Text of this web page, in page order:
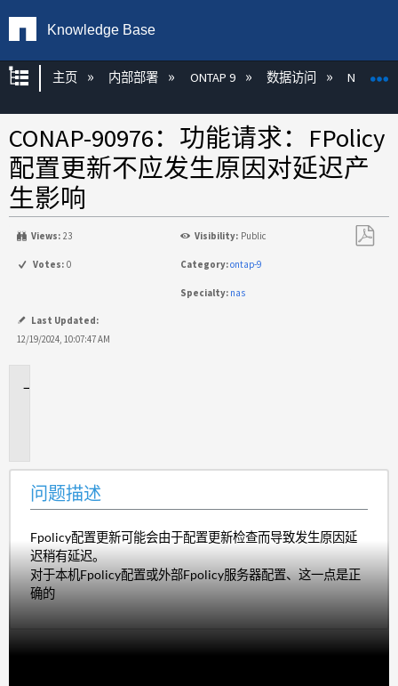
Knowledge Base
扩展/隐缩全局层次
主页 内部部署 ONTAP 9 数据访问 NAS
CONAP-90976：功能请求：FPolicy
配置更新不应发生原因对延迟产
生影响
Views: 23 Visibility: Public
Votes: 0 Category:ontap-9
Specialty: nas
Last Updated:
12/19/2024, 10:07:47 AM
问题描述
Fpolicy配置更新可能会由于配置更新检查而导致发生原因延
迟稍有延迟。
对于本机Fpolicy配置或外部Fpolicy服务器配置、这一点是正
确的